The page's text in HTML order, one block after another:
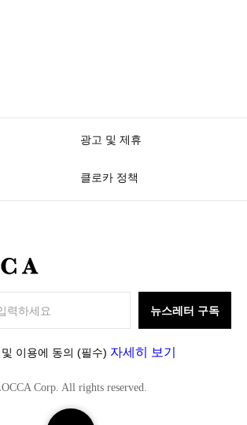
검
광고 및 제휴
클로카 정책
뉴스레터 구독
이용에 동의 (필수) 자세히 보기
Corp. All rights reserved.